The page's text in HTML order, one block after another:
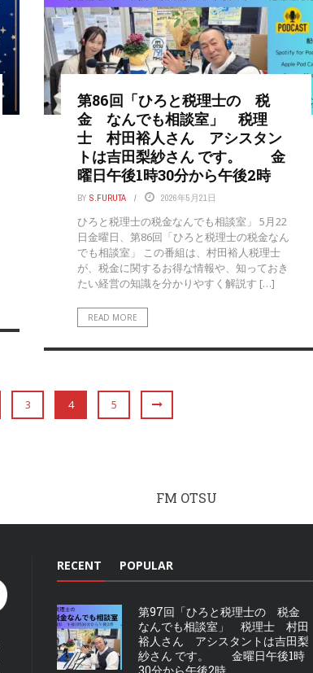
第86回「ひろと税理士の 税
金 なんでも相談室」 税理
士 村田裕人さん アシスタン
トは吉田梨紗さん です。 金
曜日午後1時30分から午後2時
BY S.FURUTA 2026年5月21日
ひろと税理士の税金なんでも相談室」 5月22
日金曜日、第86回「ひろと税理士の税金なん
でも相談室」 この番組は、村田裕人税理士
が、税金に関するお得な情報や、知っておき
たい経営の知識を分かりやすく解説す […]
READ MORE
3 4 5
FM OTSU
RECENT POPULAR
第97回「ひろと税理士の 税金
なんでも相談室」 税理士 村田
裕人さん アシスタントは吉田梨
紗さん です。 金曜日午後1時